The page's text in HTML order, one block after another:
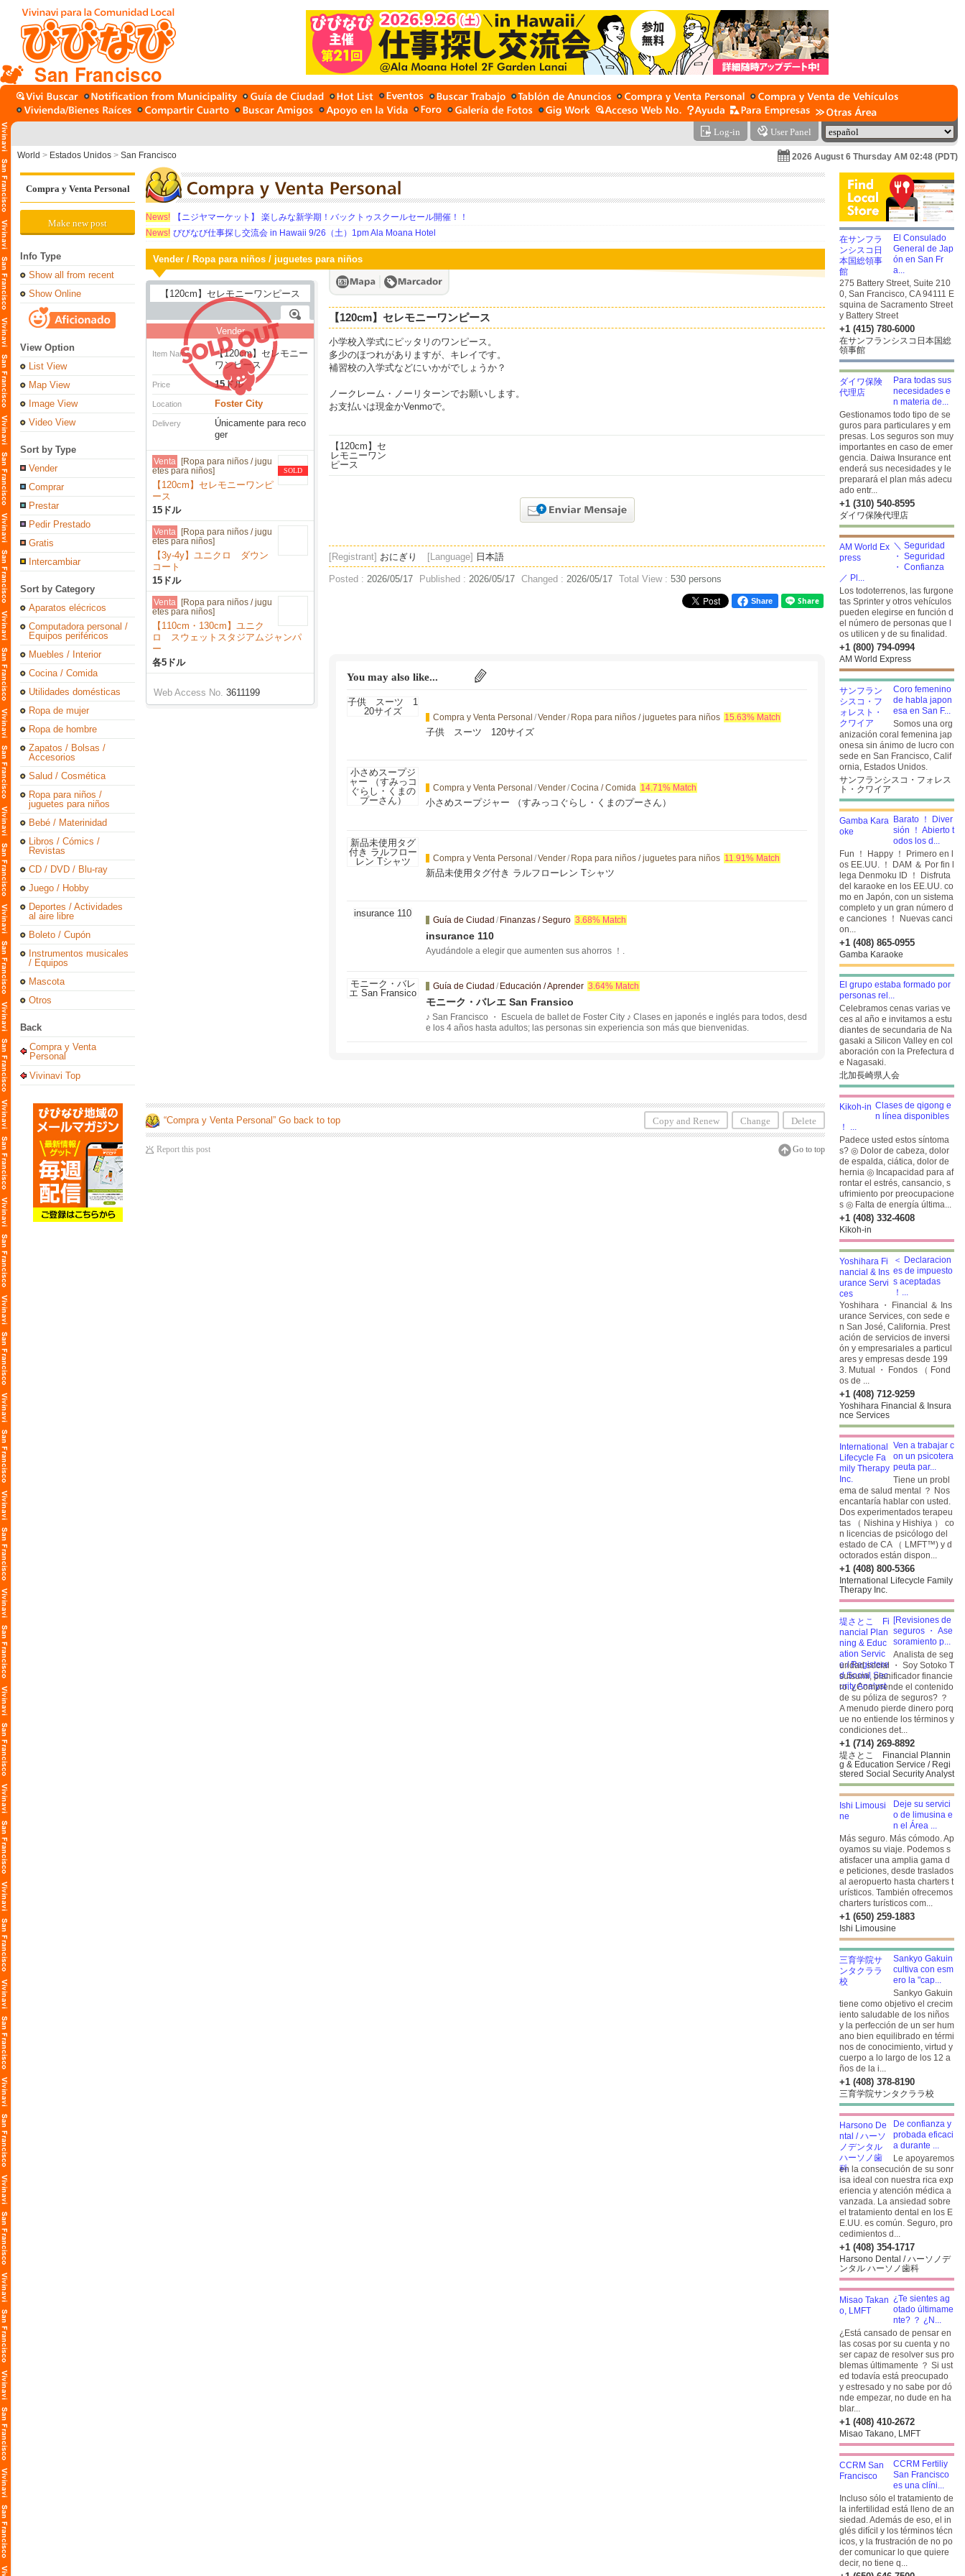
San Francisco
Log-in User Panel
World > Estados Unidos > San Francisco 2026 August 6 Thursday AM 02:48 (PDT)
Compra y Venta Personal
Make new post
Info Type
Show all from recent
Show Online
View Option
List View
Map View
Image View
Video View
Sort by Type
Vender
Comprar
Prestar
Pedir Prestado
Gratis
Intercambiar
Sort by Category
Aparatos elécricos
Computadora personal /
Equipos periféricos
Muebles / Interior
Cocina / Comida
Utilidades domésticas
Ropa de mujer
Ropa de hombre
Zapatos / Bolsas /
Accesorios
Salud / Cosmética
Ropa para niños /
juguetes para niños
Bebé / Materinidad
Libros / Cómics /
Revistas
CD / DVD / Blu-ray
Juego / Hobby
Deportes / Actividades
al aire libre
Boleto / Cupón
Instrumentos musicales
/ Equipos
Mascota
Otros
Back
Compra y Venta
Personal
Vivinavi Top
News!
【ニジヤマーケット】 楽しみな新学期！バックトゥスクールセール開催！！
News! びびなび仕事探し交流会 in Hawaii 9/26（土）1pm Ala Moana Hotel
Vender / Ropa para niños / juguetes para niños
Vender
Item Name
【120cm】セレモニー
ワンピース
Price 15ドル
Location Foster City
Delivery
Únicamente para reco
ger
SOLD
Venta
[Ropa para niños / jugu
etes para niños]
【120cm】セレモニーワンピ
ース
15ドル
Venta
[Ropa para niños / jugu
etes para niños]
【3y-4y】ユニクロ ダウン
コート
15ドル
Venta
[Ropa para niños / jugu
etes para niños]
【110cm・130cm】ユニク
ロ スウェットスタジアムジャンパ
ー
各5ドル
Web Access No. 3611199
【120cm】セレモニーワンピース
小学校入学式にピッタリのワンピース。
多少のほつれがありますが、キレイです。
補習校の入学式などにいかがでしょうか？
ノークレーム・ノーリターンでお願いします。
お支払いは現金かVenmoで。
[Registrant] おにぎり [Language] 日本語
Posted : 2026/05/17 Published : 2026/05/17 Changed : 2026/05/17 Total View : 530 persons
Share
You may also like...
Compra y Venta Personal /Vender/ Ropa para niños / juguetes para niños 15.63% Match
子供 スーツ 120サイズ
Compra y Venta Personal /Vender/Cocina / Comida 14.71% Match
小さめスープジャー （すみっコぐらし・くまのプーさん）
Compra y Venta Personal /Vender/ Ropa para niños / juguetes para niños 11.91% Match
新品未使用タグ付き ラルフローレン Tシャツ
Guía de Ciudad / Finanzas / Seguro 3.68% Match
insurance 110
Ayudándole a elegir que aumenten sus ahorros ！.
Guía de Ciudad / Educación / Aprender 3.64% Match
モニーク・バレエ San Fransico
♪ San Francisco ・ Escuela de ballet de Foster City ♪ Clases en japonés e inglés para todos, desd
e los 4 años hasta adultos; las personas sin experiencia son más que bienvenidas.
“Compra y Venta Personal” Go back to top Copy and Renew Change Delete
Report this post Go to top
El Consulado
General de Jap
ón en San Fr
a...
275 Battery Street, Suite 210
0, San Francisco, CA 94111 E
squina de Sacramento Street
y Battery Street
+1 (415) 780-6000
在サンフランシスコ日本国総
領事館
Para todas sus
necesidades e
n materia de...
Gestionamos todo tipo de se
guros para particulares y em
presas. Los seguros son muy
importantes en caso de emer
gencia. Daiwa Insurance ent
enderá sus necesidades y le
preparará el plan más adecu
ado entr...
+1 (310) 540-8595
ダイワ保険代理店
＼ Seguridad
・ Seguridad
・ Confianza
／ Pl...
Los todoterrenos, las furgone
tas Sprinter y otros vehículos
pueden elegirse en función d
el número de personas que l
os utilicen y de su finalidad.
+1 (800) 794-0994
AM World Express
Coro femenino
de habla japon
esa en San F...
Somos una org
anización coral femenina jap
onesa sin ánimo de lucro con
sede en San Francisco, Calif
ornia, Estados Unidos.
サンフランシスコ・フォレス
ト・クワイア
Barato ！ Diver
sión ！ Abierto t
odos los d...
Fun ！ Happy ！ Primero en l
os EE.UU. ！ DAM ＆ Por fin l
lega Denmoku ID ！
Disfruta
del karaoke en los EE.UU. co
mo en Japón, con un sistema
completo y un gran número d
e canciones ！ Nuevas canci
on...
+1 (408) 865-0955
Gamba Karaoke
El grupo estaba formado por
personas rel...
Celebramos cenas varias ve
ces al año e invitamos a estu
diantes de secundaria de Na
gasaki a Silicon Valley en col
aboración con la Prefectura d
e Nagasaki.
北加長崎県人会
Clases de qigong e
n línea disponibles
！ ...
Padece usted estos síntoma
s? ◎ Dolor de cabeza, dolor
de espalda, ciática, dolor de
hernia ◎ Incapacidad para af
rontar el estrés, cansancio, s
ufrimiento por preocupacione
s ◎ Falta de energía última...
+1 (408) 332-4608
Kikoh-in
＜ Declaracion
es de impuesto
s aceptadas
！...
Yoshihara ・ Financial ＆ Ins
urance Services, con sede e
n San José, California. Prest
ación de servicios de inversi
ón y empresariales a particul
ares y empresas desde 199
3. Mutual ・ Fondos （ Fond
os de ...
+1 (408) 712-9259
Yoshihara Financial & Insura
nce Services
Ven a trabajar c
on un psicotera
peuta par...
Tiene un probl
ema de salud mental ？ Nos
encantaría hablar con usted.
Dos experimentados terapeu
tas （ Nishina y Hishiya ） co
n licencias de psicólogo del
estado de CA （ LMFT™) y d
octorados están dispon...
+1 (408) 800-5366
International Lifecycle Family
Therapy Inc.
[Revisiones de
seguros ・ Ase
soramiento p...
Analista de seg
uridad social ・ Soy Sotoko T
sutsumi, planificador financie
ro. ¿Comprende el contenido
de su póliza de seguros? ？
A menudo pierde dinero porq
ue no entiende los términos y
condiciones det...
+1 (714) 269-8892
堤さとこ Financial Plannin
g & Education Service / Regi
stered Social Security Analyst
Deje su servici
o de limusina e
n el Área ...
Más seguro. Más cómodo. Ap
oyamos su viaje. Podemos s
atisfacer una amplia gama d
e peticiones, desde traslados
al aeropuerto hasta charters t
urísticos. También ofrecemos
charters turísticos com...
+1 (650) 259-1883
Ishi Limousine
Sankyo Gakuin
cultiva con esm
ero la "cap...
Sankyo Gakuin
tiene como objetivo el crecim
iento saludable de los niños
y la perfección de un ser hum
ano bien equilibrado en térmi
nos de conocimiento, virtud y
cuerpo a lo largo de los 12 a
ños de la i...
+1 (408) 378-8190
三育学院サンタクララ校
De confianza y
probada eficaci
a durante ...
Le apoyaremos
en la consecución de su sonr
isa ideal con nuestra rica exp
eriencia y atención médica a
vanzada. La ansiedad sobre
el tratamiento dental en los E
E.UU. es común. Seguro, pro
cedimientos d...
+1 (408) 354-1717
Harsono Dental / ハーソノデ
ンタル ハーソノ歯科
¿Te sientes ag
otado últimame
nte? ？ ¿N...
¿Está cansado de pensar en
las cosas por su cuenta y no
ser capaz de resolver sus pro
blemas últimamente ？ Si ust
ed todavía está preocupado
y estresado y no sabe por dó
nde empezar, no dude en ha
blar...
+1 (408) 410-2672
Misao Takano, LMFT
CCRM Fertiliy
San Francisco
es una clíni...
Incluso sólo el tratamiento de
la infertilidad está lleno de an
siedad. Además de eso, el in
glés difícil y los términos técn
icos, y la frustración de no po
der comunicar lo que quiere
decir, no tiene q...